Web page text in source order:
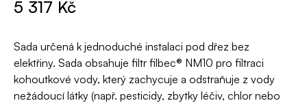
5 317 Kč
Sada určená k jednoduché instalaci pod dřez bez
elektřiny. Sada obsahuje filtr filbec® NM10 pro filtraci
kohoutkové vody, který zachycuje a odstraňuje z vody
nežádoucí látky (např. pesticidy, zbytky léčiv, chlor nebo